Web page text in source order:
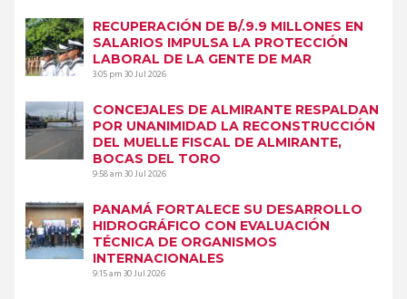
RECUPERACIÓN DE B/.9.9 MILLONES EN
SALARIOS IMPULSA LA PROTECCIÓN
LABORAL DE LA GENTE DE MAR
3:05 pm30 Jul 2026
CONCEJALES DE ALMIRANTE RESPALDAN
POR UNANIMIDAD LA RECONSTRUCCIÓN
DEL MUELLE FISCAL DE ALMIRANTE,
BOCAS DEL TORO
9:58 am30 Jul 2026
PANAMÁ FORTALECE SU DESARROLLO
HIDROGRÁFICO CON EVALUACIÓN
TÉCNICA DE ORGANISMOS
INTERNACIONALES
9:15 am30 Jul 2026